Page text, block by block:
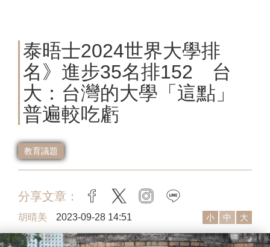
泰晤士2024世界大學排
名》進步35名排152 台
大：台灣的大學「這點」
普遍較吃虧
教育議題
分享文章： facebook
twitter instagram
胡晴美 2023-09-28 14:51 小 中 大